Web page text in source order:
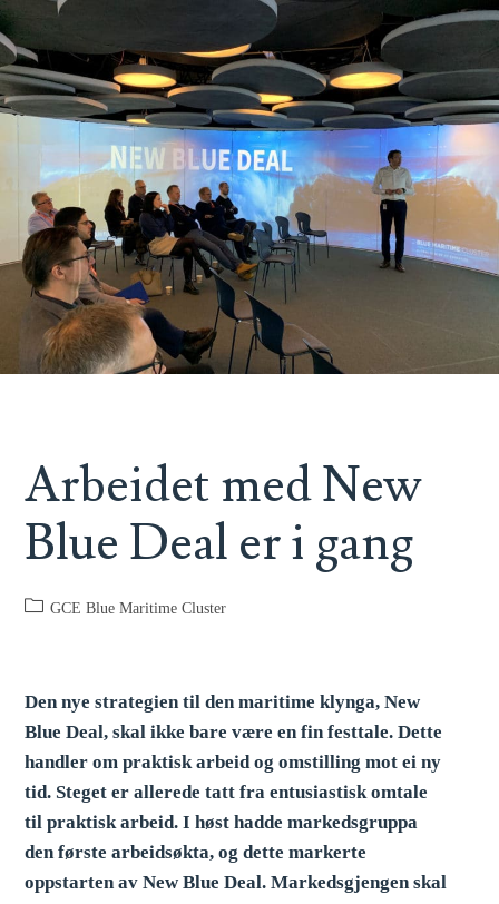
Arbeidet med New
Blue Deal er i gang
GCE Blue Maritime Cluster
Den nye strategien til den maritime klynga, New
Blue Deal, skal ikke bare være en fin festtale. Dette
handler om praktisk arbeid og omstilling mot ei ny
tid. Steget er allerede tatt fra entusiastisk omtale
til praktisk arbeid. I høst hadde markedsgruppa
den første arbeidsøkta, og dette markerte
oppstarten av New Blue Deal. Markedsgjengen skal